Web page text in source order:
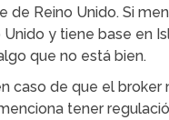
de Reino Unido. Si
y tiene base en
que no está bien.
caso de que el broker
tener